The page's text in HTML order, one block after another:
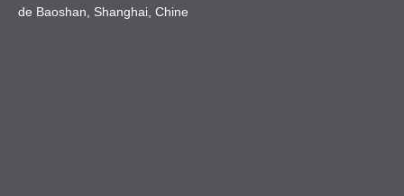
de Baoshan, Shanghai, Chine